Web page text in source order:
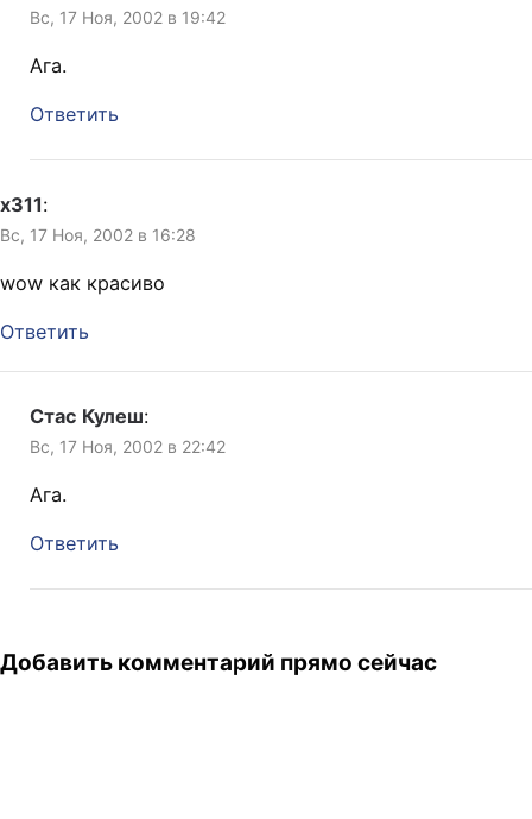
Вс, 17 Ноя, 2002 в 19:42
Ага.
Ответить
x311:
Вс, 17 Ноя, 2002 в 16:28
wow как красиво
Ответить
Стас Кулеш:
Вс, 17 Ноя, 2002 в 22:42
Ага.
Ответить
Добавить комментарий прямо сейчас